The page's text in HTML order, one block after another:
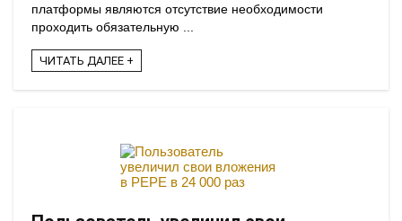
платформы являются отсутствие необходимости
проходить обязательную ...
ЧИТАТЬ ДАЛЕЕ +